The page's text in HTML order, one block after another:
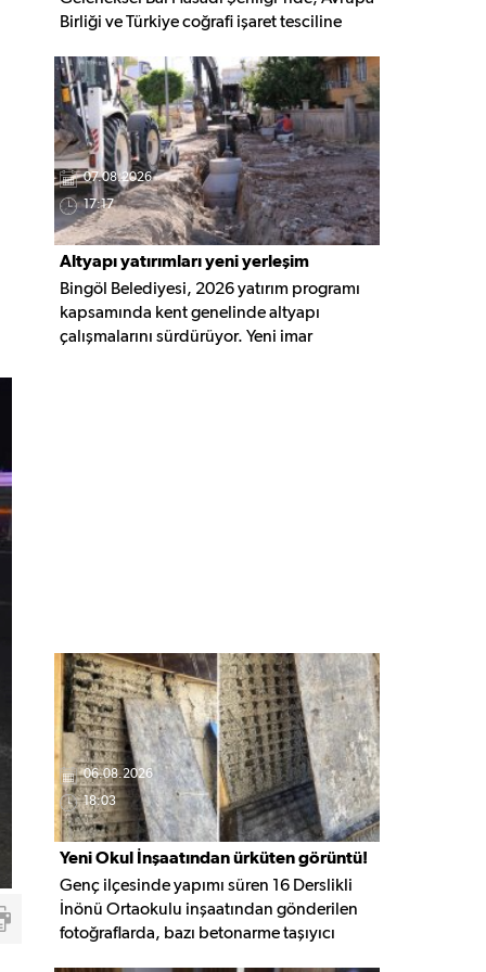
Birliği ve Türkiye coğrafi işaret tesciline
gerçekleştirildi. Programa YÖKAK Başkanı
Prof. Dr. Ümit Kocabıçak ile çok sayıda
kurum temsilcisi katıldı.
07.08.2026
17:17
Altyapı yatırımları yeni yerleşim
alanlarına taşınıyor
Bingöl Belediyesi, 2026 yatırım programı
kapsamında kent genelinde altyapı
çalışmalarını sürdürüyor. Yeni imar
06.08.2026
18:03
Yeni Okul İnşaatından ürküten görüntü!
Genç ilçesinde yapımı süren 16 Derslikli
İnönü Ortaokulu inşaatından gönderilen
fotoğraflarda, bazı betonarme taşıyıcı